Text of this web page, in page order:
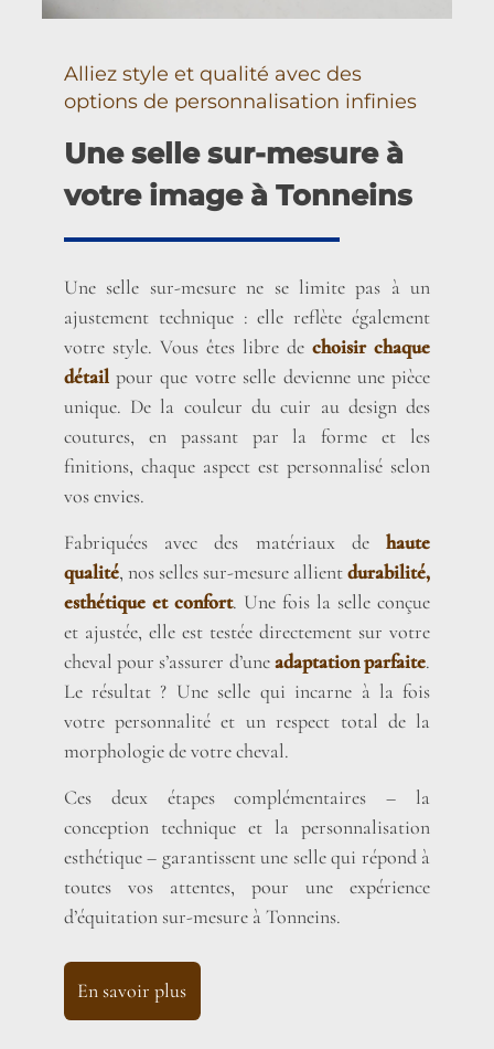
Alliez style et qualité avec des
options de personnalisation infinies
Une selle sur-mesure à
votre image à Tonneins
Une selle sur-mesure ne se limite pas à un
ajustement technique : elle reflète également
votre style. Vous êtes libre dechoisir chaque
détailpour que votre selle devienne une pièce
unique. De la couleur du cuir au design des
coutures, en passant par la forme et les
finitions, chaque aspect est personnalisé selon
vos envies.
Fabriquées avec des matériaux dehaute
qualité, nos selles sur-mesure allientdurabilité,
esthétique et confort. Une fois la selle conçue
et ajustée, elle est testée directement sur votre
cheval pour s’assurer d’uneadaptation parfaite.
Le résultat ? Une selle qui incarne à la fois
votre personnalité et un respect total de la
morphologie de votre cheval.
Ces deux étapes complémentaires – la
conception technique et la personnalisation
esthétique – garantissent une selle qui répond à
toutes vos attentes, pour une expérience
d’équitation sur-mesure à Tonneins.
En savoir plus